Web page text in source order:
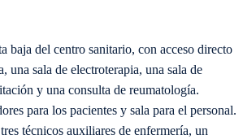
baja del centro sanitario, con acceso directo
una sala de electroterapia, una sala de
y una consulta de reumatología.
para los pacientes y sala para el personal.
técnicos auxiliares de enfermería, un